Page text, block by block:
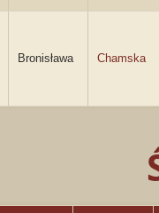
Bronisława Chamska